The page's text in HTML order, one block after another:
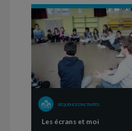
SÉQUENCE D'ACTIVITÉS
Les écrans et moi